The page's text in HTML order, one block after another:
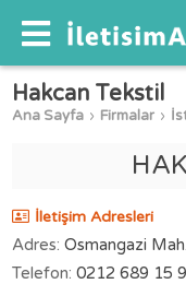
Hakcan Tekstil
Ana Sayfa Firmalar
İletişim Adresleri
Adres: Osmangazi
Telefon: 0212 689 15